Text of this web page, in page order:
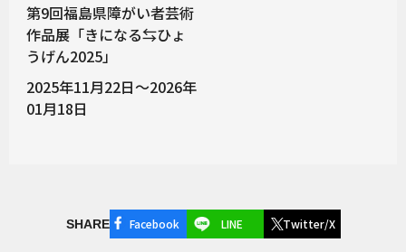
第9回福島県障がい者芸術
作品展「きになる⇆ひょ
うげん2025」
2025年11月22日～2026年
01月18日
SHARE Facebook LINE Twitter/X